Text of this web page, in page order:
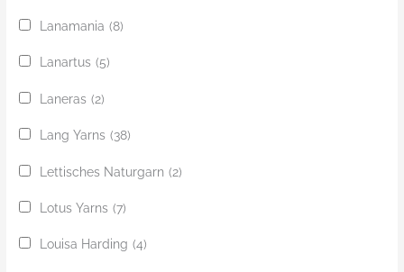
Lanamania (8)
Lanartus (5)
Laneras (2)
Lang Yarns (38)
Lettisches Naturgarn (2)
Lotus Yarns (7)
Louisa Harding (4)